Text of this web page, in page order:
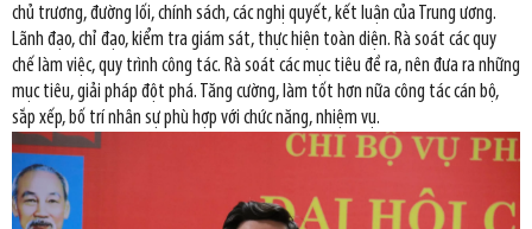
chủ trương, đường lối, chính sách, các nghị quyết, kết luận của Trung ương.
Lãnh đạo, chỉ đạo, kiểm tra giám sát, thực hiện toàn diện. Rà soát các quy
chế làm việc, quy trình công tác. Rà soát các mục tiêu đề ra, nên đưa ra những
mục tiêu, giải pháp đột phá. Tăng cường, làm tốt hơn nữa công tác cán bộ,
sắp xếp, bố trí nhân sự phù hợp với chức năng, nhiệm vụ.